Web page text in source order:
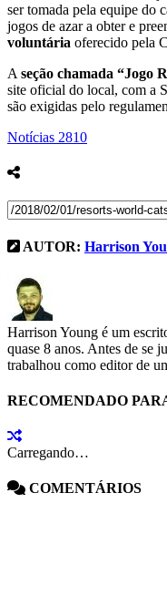
ser tomada pela equipe do
jogos de azar a obter e
voluntária oferecido pela
A seção chamada “Jogo
site oficial do local, com a
são exigidas pelo
Notícias 2810
AUTOR: Harrison
Harrison Young é um
quase 8 anos. Antes de se
trabalhou como editor de
RECOMENDADO
Carregando…
COMENTÁRIOS